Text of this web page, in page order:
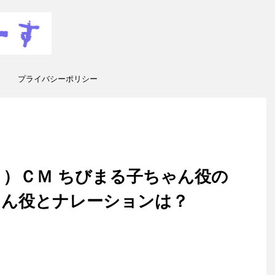
プライバシーポリシー
ＣＭ ちびまる子ちゃん役の
役とナレーションは？